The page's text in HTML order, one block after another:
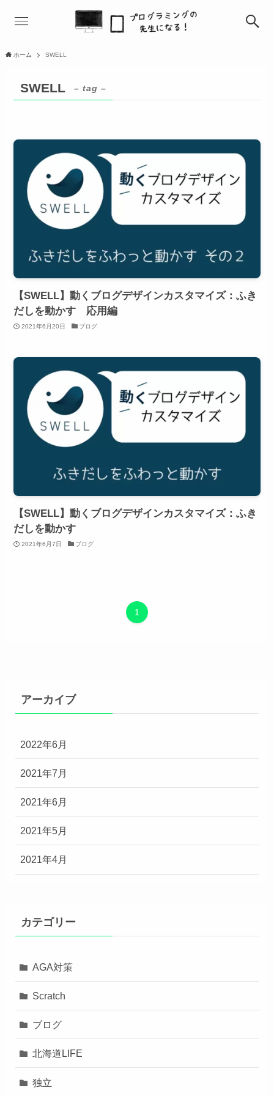
ホーム SWELL
SWELL – tag –
【SWELL】動くブログデザインカスタマイズ：ふき
だしを動かす 応用編
2021年6月20日 ブログ
【SWELL】動くブログデザインカスタマイズ：ふき
だしを動かす
2021年6月7日 ブログ
1
アーカイブ
2022年6月
2021年7月
2021年6月
2021年5月
2021年4月
カテゴリー
AGA対策
Scratch
ブログ
北海道LIFE
独立